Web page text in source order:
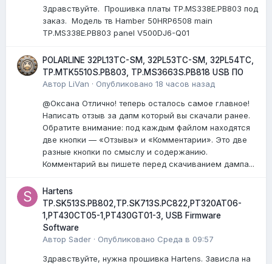
Здравствуйте. Прошивка платы TP.MS338E.PB803 под
заказ. Модель тв Hamber 50HRP6508 main
TP.MS338E.PB803 panel V500DJ6-Q01
POLARLINE 32PL13TC-SM, 32PL53TC-SM, 32PL54TC,
TP.MTK5510S.PB803, TP.MS3663S.PB818 USB ПО
Автор LiVan · Опубликовано 18 часов назад
@Оксана Отлично! теперь осталось самое главное!
Написать отзыв за дапм который вы скачали ранее.
Обратите внимание: под каждым файлом находятся
две кнопки — «Отзывы» и «Комментарии». Это две
разные кнопки по смыслу и содержанию.
Комментарий вы пишете перед скачиванием дампа...
Hartens
TP.SK513S.PB802,TP.SK713S.PC822,PT320AT06-
1,PT430CT05-1,PT430GT01-3, USB Firmware
Software
Автор Sader · Опубликовано Среда в 09:57
Здравствуйте, нужна прошивка Hartens. Зависла на